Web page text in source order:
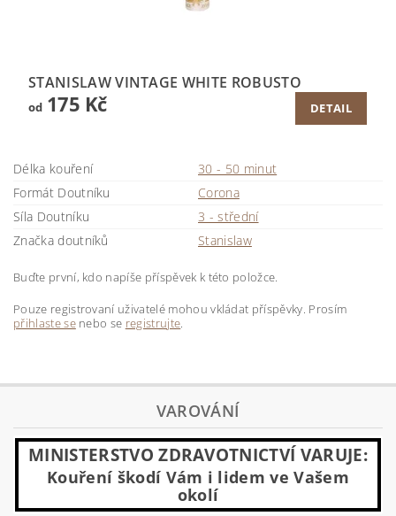
STANISLAW VINTAGE WHITE ROBUSTO
od175 Kč DETAIL
Délka kouření
30 - 50 minut
Formát Doutníku
Corona
Síla Doutníku
3 - střední
Značka doutníků
Stanislaw
Buďte první, kdo napíše příspěvek k této položce.
Pouze registrovaní uživatelé mohou vkládat příspěvky. Prosím
přihlaste senebo se registrujte
VAROVÁNÍ
MINISTERSTVO ZDRAVOTNICTVÍ VARUJE:
Kouření škodí Vám i lidem ve Vašem
okolí